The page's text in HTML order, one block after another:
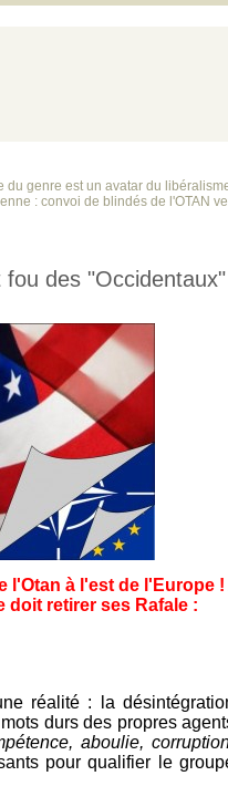
du genre est un avatar du
: convoi de blindés de l'OTAN
des "Occidentaux"
l'Otan à l'est de l'Europe !
doit retirer ses Rafale :
réalité : la
durs des propres
aboulie,
pour qualifier le